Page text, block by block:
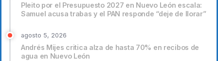
Pleito por el Presupuesto 2027 en Nuevo León escala:
Samuel acusa trabas y el PAN responde “deje de llorar”
agosto 5, 2026
Andrés Mijes critica alza de hasta 70% en recibos de
agua en Nuevo León